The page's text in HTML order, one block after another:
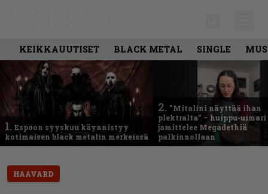
KEIKKAUUTISET BLACK METAL SINGLE
1. Espoon syyskuu käynnistyy
kotimaisen black metalin merkeissä
2. ”Mitalini näyttää ihan
plektralta” – huippu-uimari
jamittelee Megadethiä
palkinnollaan
HAAVARD